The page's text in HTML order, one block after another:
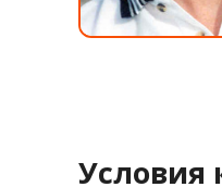
Условия